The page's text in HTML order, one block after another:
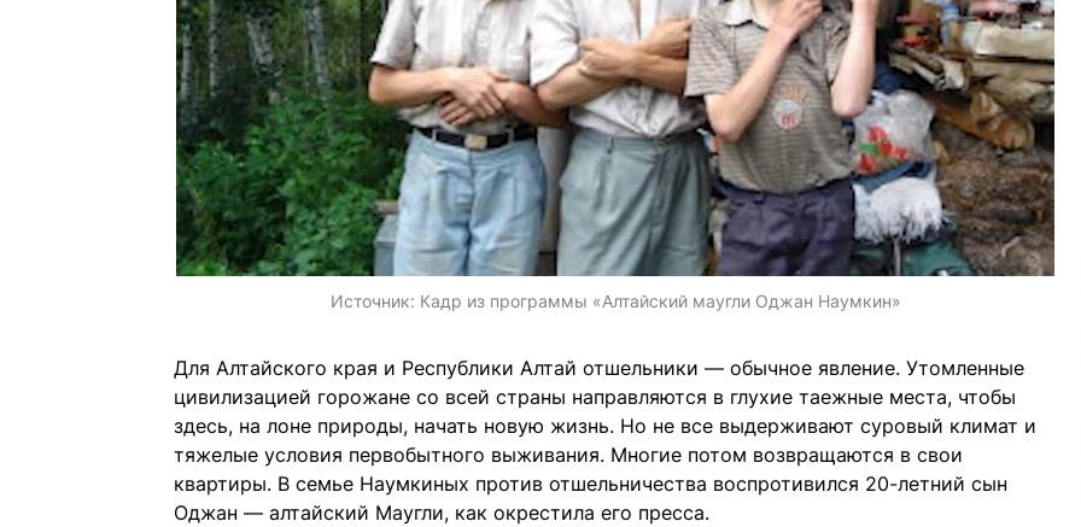
Источник: Кадр из программы «Алтайский маугли Оджан Наумкин»
Для Алтайского края и Республики Алтай отшельники — обычное явление. Утомленные
цивилизацией горожане со всей страны направляются в глухие таежные места, чтобы
здесь, на лоне природы, начать новую жизнь. Но не все выдерживают суровый климат и
тяжелые условия первобытного выживания. Многие потом возвращаются в свои
квартиры. В семье Наумкиных против отшельничества воспротивился 20-летний сын
Оджан — алтайский Маугли, как окрестила его пресса.